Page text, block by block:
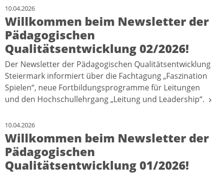
10.04.2026
Willkommen beim Newsletter der
Pädagogischen
Qualitätsentwicklung 02/2026!
Der Newsletter der Pädagogischen Qualitätsentwicklung
Steiermark informiert über die Fachtagung „Faszination
Spielen“, neue Fortbildungsprogramme für Leitungen
und den Hochschullehrgang „Leitung und Leadership“.
10.04.2026
Willkommen beim Newsletter der
Pädagogischen
Qualitätsentwicklung 01/2026!